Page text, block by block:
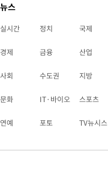
뉴스
실시간 정치 국제
경제 금융 산업
사회 수도권 지방
문화 IT·바이오 스포츠
연예 포토 TV뉴시스